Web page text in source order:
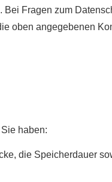
Bei Fragen zum
oben angegebenen
haben:
die Speicherdauer